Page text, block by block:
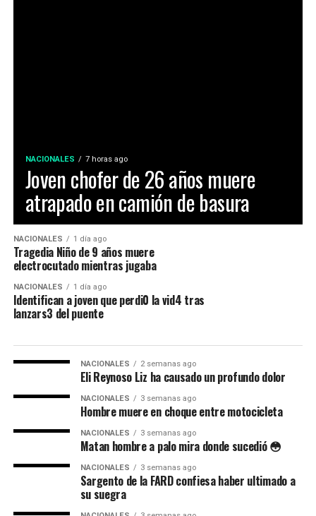
NACIONALES 7 horas ago
Joven chofer de 26 años muere
atrapado en camión de basura
NACIONALES 1 día ago
Tragedia Niño de 9 años muere
electrocutado mientras jugaba
NACIONALES 1 día ago
Identifican a joven que perdi0 la vid4 tras
lanzars3 del puente
NACIONALES 2 semanas ago
Eli Reynoso Liz ha causado un profundo dolor
NACIONALES 3 semanas ago
Hombre muere en choque entre motocicleta
NACIONALES 3 semanas ago
Matan hombre a palo mira donde sucedió 😳
NACIONALES 3 semanas ago
Sargento de la FARD confiesa haber ultimado a
su suegra